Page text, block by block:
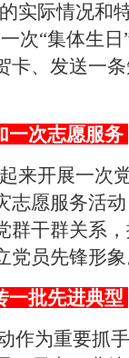
实际情况和
次“集体生
卡、发送一
一次志愿服务
来开展一次
志愿服务活
群干群关系
党员先锋形
一批先进典型
作为重要抓